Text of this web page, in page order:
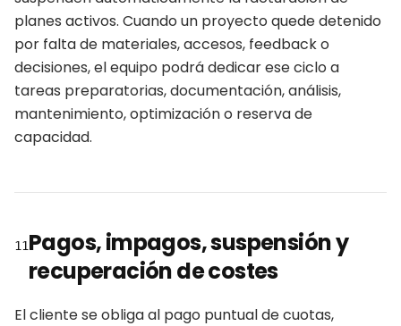
planes activos. Cuando un proyecto quede detenido
por falta de materiales, accesos, feedback o
decisiones, el equipo podrá dedicar ese ciclo a
tareas preparatorias, documentación, análisis,
mantenimiento, optimización o reserva de
capacidad.
11Pagos, impagos, suspensión y
recuperación de costes
El cliente se obliga al pago puntual de cuotas,